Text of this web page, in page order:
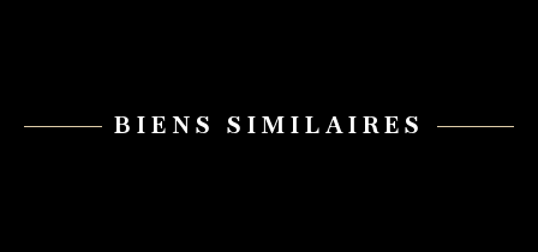
BIENS SIMILAIRES